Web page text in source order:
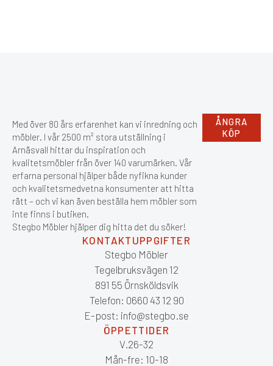
Med över 80 års erfarenhet kan vi inredning och
möbler. I vår 2500 m² stora utställning i
Arnäsvall hittar du inspiration och
kvalitetsmöbler från över 140 varumärken. Vår
erfarna personal hjälper både nyfikna kunder
och kvalitetsmedvetna konsumenter att hitta
rätt – och vi kan även beställa hem möbler som
inte finns i butiken.
Stegbo Möbler hjälper dig hitta det du söker!
ÅNGRA
KÖP
KONTAKTUPPGIFTER
Stegbo Möbler
Tegelbruksvägen 12
891 55 Örnsköldsvik
Telefon: 0660 43 12 90
E-post: info@stegbo.se
ÖPPETTIDER
V.26-32
Mån-fre: 10-18